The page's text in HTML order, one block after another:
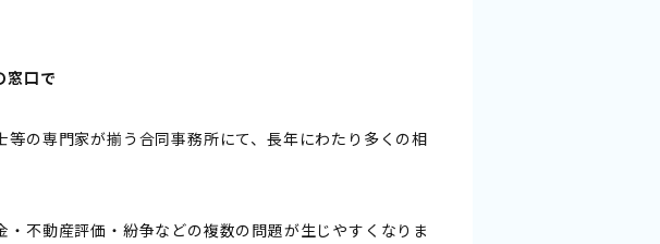
窓口で
の専門家が揃う合同事務所にて、長年にわたり多くの相
不動産評価・紛争などの複数の問題が生じやすくなりま